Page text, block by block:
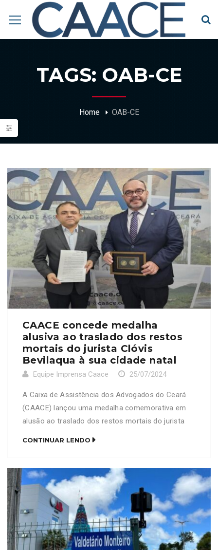
TAGS: OAB-CE
Home OAB-CE
CAACE concede medalha
alusiva ao traslado dos restos
mortais do jurista Clóvis
Bevilaqua à sua cidade natal
Equipe Imprensa Caace 25/07/2024
A Caixa de Assistência dos Advogados do Ceará
(CAACE) lançou uma medalha comemorativa em
alusão ao traslado dos restos mortais do jurista
direito brasileiro. Além de Clóvis, os restos mortais
de sua […]
CONTINUAR LENDO